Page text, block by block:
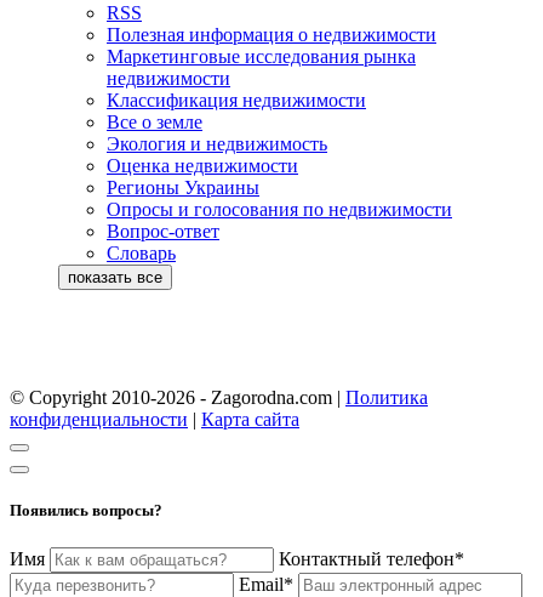
RSS
Полезная информация о недвижимости
Маркетинговые исследования рынка
недвижимости
Классификация недвижимости
Все о земле
Экология и недвижимость
Оценка недвижимости
Регионы Украины
Опросы и голосования по недвижимости
Вопрос-ответ
Словарь
© Copyright 2010-2026 - Zagorodna.com | Политика
конфиденциальности | Карта сайта
Появились вопросы?
Имя
Контактный телефон*
Email*